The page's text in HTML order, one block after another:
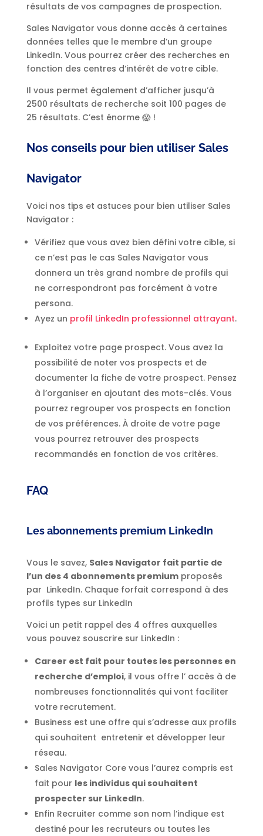
résultats de vos campagnes de prospection.
Sales Navigator vous donne accès à certaines
données telles que le membre d’un groupe
LinkedIn. Vous pourrez créer des recherches en
fonction des centres d’intérêt de votre cible.
Il vous permet également d’afficher jusqu’à
2500 résultats de recherche soit 100 pages de
25 résultats. C’est énorme 😱 !
Nos conseils pour bien utiliser Sales
Navigator
Voici nos tips et astuces pour bien utiliser Sales
Navigator :
Vérifiez que vous avez bien défini votre cible, si
ce n’est pas le cas Sales Navigator vous
donnera un très grand nombre de profils qui
ne correspondront pas forcément à votre
persona.
Ayez un profil LinkedIn professionnel attrayant.
Exploitez votre page prospect. Vous avez la
possibilité de noter vos prospects et de
documenter la fiche de votre prospect. Pensez
à l’organiser en ajoutant des mots-clés. Vous
pourrez regrouper vos prospects en fonction
de vos préférences. À droite de votre page
vous pourrez retrouver des prospects
recommandés en fonction de vos critères.
FAQ
Les abonnements premium LinkedIn
Vous le savez, Sales Navigator fait partie de
l’un des 4 abonnements premiumproposés
par LinkedIn. Chaque forfait correspond à des
profils types sur LinkedIn
Voici un petit rappel des 4 offres auxquelles
vous pouvez souscrire sur LinkedIn :
Career est fait pour toutes les personnes en
recherche d’emploi, il vous offre l’ accès à de
nombreuses fonctionnalités qui vont faciliter
votre recrutement.
Business est une offre qui s’adresse aux profils
qui souhaitent entretenir et développer leur
réseau.
Sales Navigator Core vous l’aurez compris est
fait pour les individus qui souhaitent
prospecter sur LinkedIn.
Enfin Recruiter comme son nom l’indique est
destiné pour les recruteurs ou toutes les